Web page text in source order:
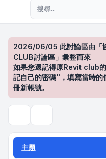
2026/06/05 此討論區由「
CLUB討論區」彙整而來
如果您還記得原Revit club
記自己的密碼"，填寫當時的
冊新帳號。
主題